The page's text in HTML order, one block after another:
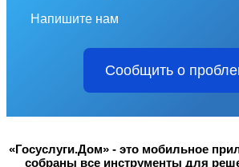
Напишите нам
Сообщить о
«Госуслуги.Дом» - это мобильное
собраны все инструменты для